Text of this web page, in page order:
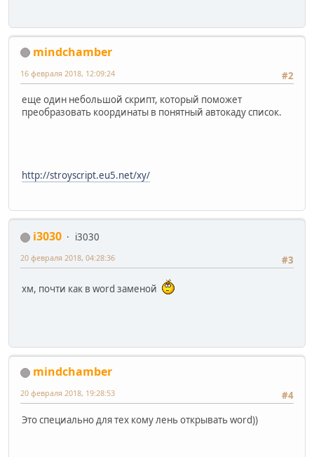
mindchamber
#2
16 февраля 2018, 12:09:24
еще один небольшой скрипт, который поможет
преобразовать координаты в понятный автокаду список.
http://stroyscript.eu5.net/xy/
i3030
i3030
#3
20 февраля 2018, 04:28:36
хм, почти как в word заменой
mindchamber
#4
20 февраля 2018, 19:28:53
Это специально для тех кому лень открывать word))